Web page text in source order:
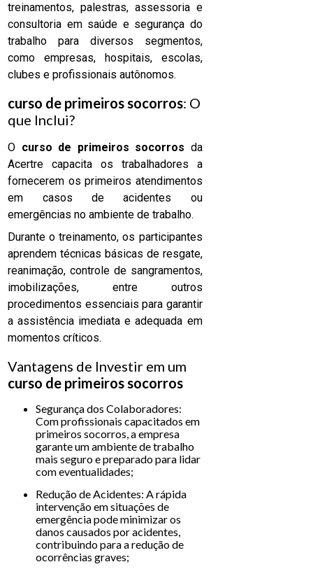
treinamentos, palestras, assessoria e
consultoria em saúde e segurança do
trabalho para diversos segmentos,
como empresas, hospitais, escolas,
clubes e profissionais autônomos.
curso de primeiros socorros: O
que Inclui?
O curso de primeiros socorros da
Acertre capacita os trabalhadores a
fornecerem os primeiros atendimentos
em casos de acidentes ou
emergências no ambiente de trabalho.
Durante o treinamento, os participantes
aprendem técnicas básicas de resgate,
reanimação, controle de sangramentos,
imobilizações, entre outros
procedimentos essenciais para garantir
a assistência imediata e adequada em
momentos críticos.
Vantagens de Investir em um
curso de primeiros socorros
Segurança dos Colaboradores:
Com profissionais capacitados em
primeiros socorros, a empresa
garante um ambiente de trabalho
mais seguro e preparado para lidar
com eventualidades;
Redução de Acidentes: A rápida
intervenção em situações de
emergência pode minimizar os
danos causados por acidentes,
contribuindo para a redução de
ocorrências graves;